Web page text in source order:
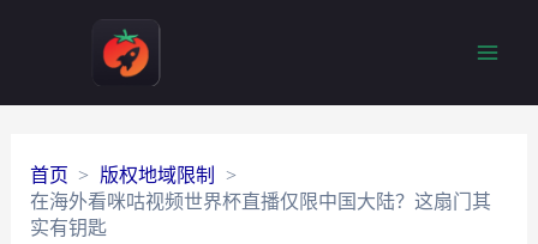
首页
版权地域限制
在海外看咪咕视频世界杯直播仅限中国大陆？这扇门其
实有钥匙